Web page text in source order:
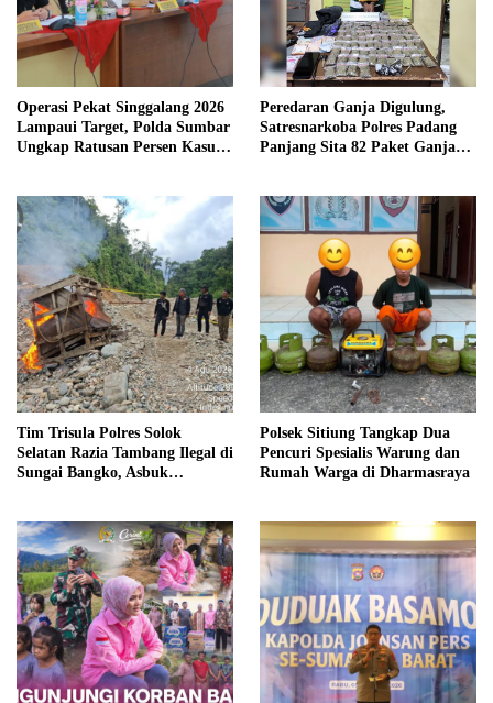
Operasi Pekat Singgalang 2026
Lampaui Target, Polda Sumbar
Ungkap Ratusan Persen Kasus
Peredaran Ganja Digulung,
Satresnarkoba Polres Padang
Panjang Sita 82 Paket Ganja
Tim Trisula Polres Solok
Selatan Razia Tambang Ilegal di
Sungai Bangko, Asbuk
Polsek Sitiung Tangkap Dua
Pencuri Spesialis Warung dan
Rumah Warga di Dharmasraya